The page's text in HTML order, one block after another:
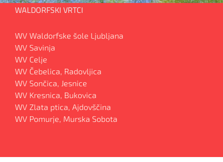
WALDORFSKI VRTCI
WV Waldorfske šole Ljubljana
WV Savinja
WV Celje
WV Čebelica, Radovljica
WV Sončica, Jesnice
WV Kresnica, Bukovica
WV Zlata ptica, Ajdovščina
WV Pomurje, Murska Sobota